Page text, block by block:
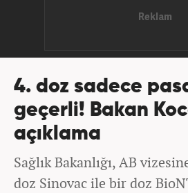
4. doz sadece
geçerli! Bakan
açıklama
Sağlık Bakanlığı, AB
doz Sinovac ile bir doz